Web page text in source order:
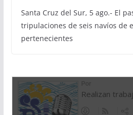
Santa Cruz del Sur, 5 ago.- El
tripulaciones de seis navíos de
pertenecientes